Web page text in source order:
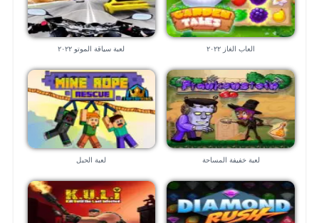
العاب الغاز ٢٠٢٢ لعبة سياقة الموتو ٢٠٢٢
لعبة خفيفة المساحة لعبة الحبل